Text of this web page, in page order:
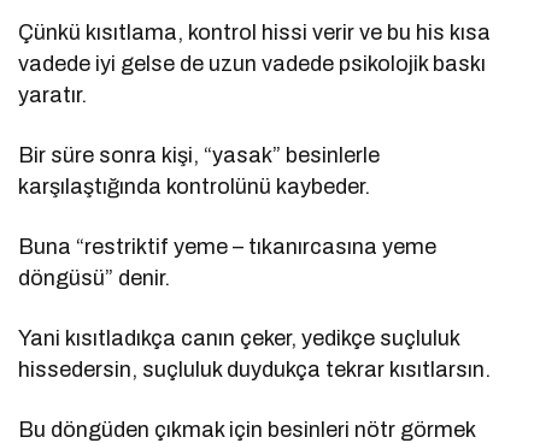
Çünkü kısıtlama, kontrol hissi verir ve bu his kısa
vadede iyi gelse de uzun vadede psikolojik baskı
yaratır.
Bir süre sonra kişi, “yasak” besinlerle
karşılaştığında kontrolünü kaybeder.
Buna “restriktif yeme – tıkanırcasına yeme
döngüsü” denir.
Yani kısıtladıkça canın çeker, yedikçe suçluluk
hissedersin, suçluluk duydukça tekrar kısıtlarsın.
Bu döngüden çıkmak için besinleri nötr görmek